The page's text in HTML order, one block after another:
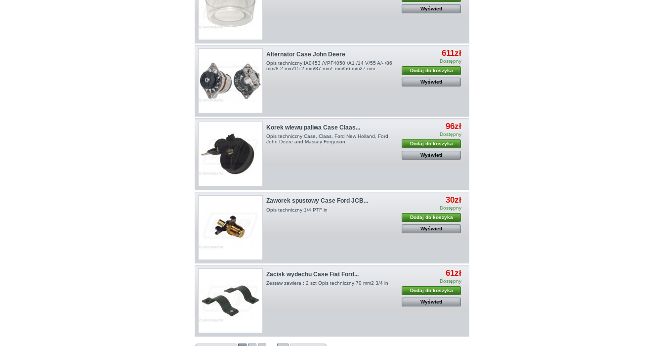
Wyświetl
Alternator Case John Deere
Opis techniczny:IA0453 /VPF4050 /A1 /14 V/55 A/- /86
mm/8.2 mm/15.2 mm/87 mm/- mm/56 mm27 mm
611zł
Dostępny
Dodaj do koszyka
Wyświetl
Korek wlewu paliwa Case Claas...
Opis techniczny:Case, Claas, Ford New Holland, Ford,
John Deere and Massey Ferguson
96zł
Dostępny
Dodaj do koszyka
Wyświetl
Zaworek spustowy Case Ford JCB...
Opis techniczny:1/4 PTF in
30zł
Dostępny
Dodaj do koszyka
Wyświetl
Zacisk wydechu Case Fiat Ford...
Zestaw zawiera : 2 szt Opis techniczny:70 mm2 3/4 in
61zł
Dostępny
Dodaj do koszyka
Wyświetl